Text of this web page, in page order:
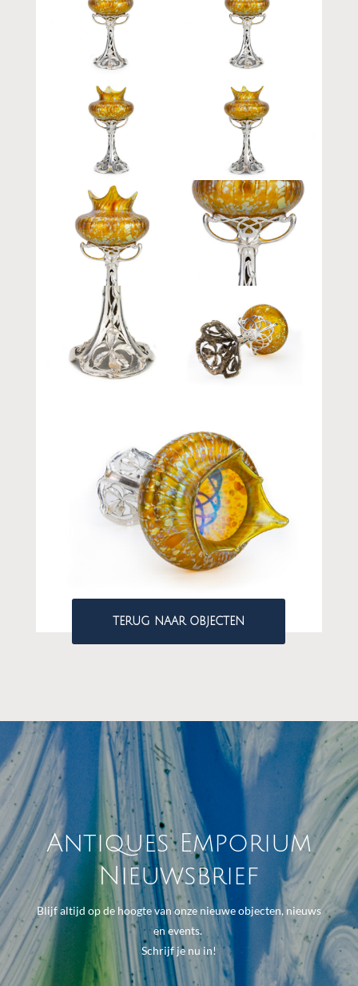
TERUG NAAR OBJECTEN
Antiques Emporium
Nieuwsbrief
Blijf altijd op de hoogte van onze nieuwe objecten, nieuws
en events.
Schrijf je nu in!